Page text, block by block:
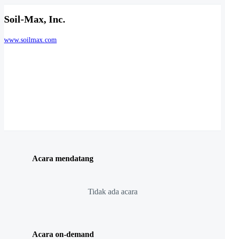
Soil-Max, Inc.
www.soilmax.com
Acara mendatang
Tidak ada acara
Acara on-demand